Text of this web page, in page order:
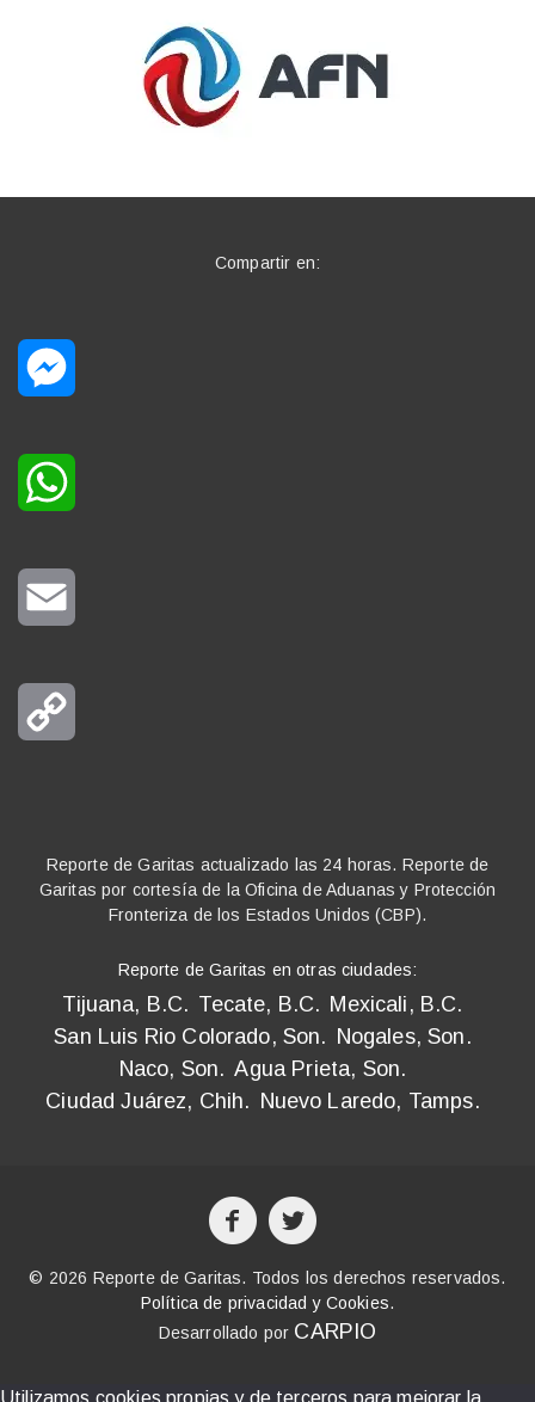
Compartir en:
Reporte de Garitas actualizado las 24 horas. Reporte de
Garitas por cortesía de la Oficina de Aduanas y Protección
Fronteriza de los Estados Unidos (CBP).
Reporte de Garitas en otras ciudades:
Tijuana, B.C. Tecate, B.C. Mexicali, B.C.
San Luis Rio Colorado, Son. Nogales, Son.
Naco, Son. Agua Prieta, Son.
Ciudad Juárez, Chih. Nuevo Laredo, Tamps.
© 2026 Reporte de Garitas. Todos los derechos reservados.
Política de privacidad y Cookies.
Desarrollado por CARPIO